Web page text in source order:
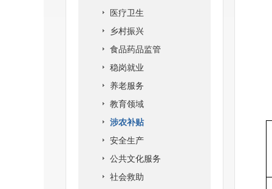
医疗卫生
乡村振兴
食品药品监管
稳岗就业
养老服务
教育领域
涉农补贴
安全生产
公共文化服务
社会救助